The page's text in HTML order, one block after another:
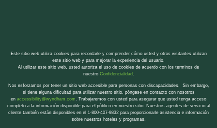
Este sitio web utiliza cookies para recordarle y comprender cómo usted y otros visitantes utilizan
este sitio web y para mejorar la experiencia del usuario.
Al utilizar este sitio web, usted autoriza el uso de cookies de acuerdo con los términos de
nuestro Confidencialidad.
Nos esforzamos por tener un sitio web accesible para personas con discapacidades. Sin embargo,
si tiene alguna dificultad para utilizar nuestro sitio, póngase en contacto con nosotros
en accessibility@wyndham.com. Trabajaremos con usted para asegurar que usted tenga acceso
completo a la información disponible para el público en nuestro sitio. Nuestros agentes de servicio al
cliente también están disponibles en el 1-800-407-9832 para proporcionarle asistencia e información
sobre nuestros hoteles y programas.